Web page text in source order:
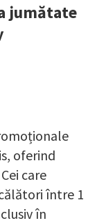
jumătate
oferind
care
între 1
în